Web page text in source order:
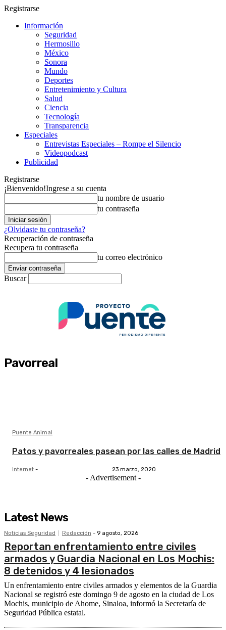
Registrarse
Información
Seguridad
Hermosillo
México
Sonora
Mundo
Deportes
Entretenimiento y Cultura
Salud
Ciencia
Tecnología
Transparencia
Especiales
Entrevistas Especiales – Rompe el Silencio
Videopodcast
Publicidad
Registrarse
¡Bienvenido!Ingrese a su cuenta
tu nombre de usuario
tu contraseña
¿Olvidaste tu contraseña?
Recuperación de contraseña
Recupera tu contraseña
tu correo electrónico
Buscar
Pavorreal
Puente Animal
Patos y pavorreales pasean por las calles de Madrid
Internet - 23 marzo, 2020
- Advertisement -
Latest News
Noticias Seguridad Redacción - 9 agosto, 2026
Reportan enfrentamiento entre civiles
armados y Guardia Nacional en Los Mochis:
8 detenidos y 4 lesionados
Un enfrentamiento entre civiles armados y elementos de la Guardia
Nacional se registró este domingo 9 de agosto en la ciudad de Los
Mochis, municipio de Ahome, Sinaloa, informó la Secretaría de
Seguridad Pública estatal.